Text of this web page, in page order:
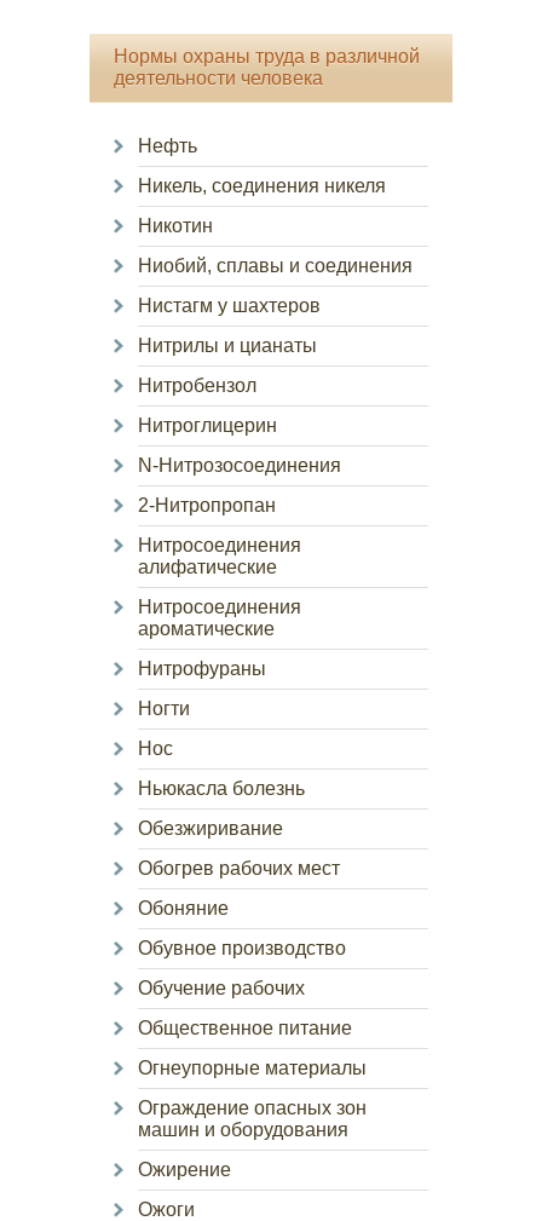
Нормы охраны труда в различной
деятельности человека
Нефть
Никель, соединения никеля
Никотин
Ниобий, сплавы и соединения
Нистагм у шахтеров
Нитрилы и цианаты
Нитробензол
Нитроглицерин
N-Нитрозосоединения
2-Нитропропан
Нитросоединения
алифатические
Нитросоединения
ароматические
Нитрофураны
Ногти
Нос
Ньюкасла болезнь
Обезжиривание
Обогрев рабочих мест
Обоняние
Обувное производство
Обучение рабочих
Общественное питание
Огнеупорные материалы
Ограждение опасных зон
машин и оборудования
Ожирение
Ожоги